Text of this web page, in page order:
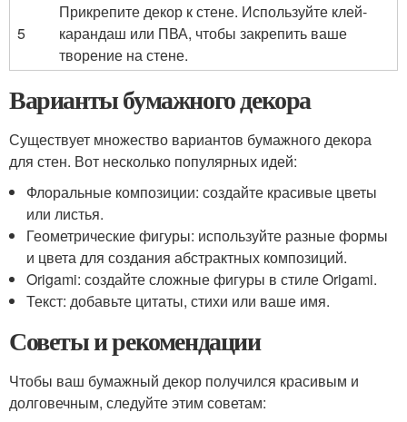
5
Прикрепите декор к стене. Используйте клей-
карандаш или ПВА, чтобы закрепить ваше
творение на стене.
Варианты бумажного декора
Существует множество вариантов бумажного декора
для стен. Вот несколько популярных идей:
Флоральные композиции: создайте красивые цветы
или листья.
Геометрические фигуры: используйте разные формы
и цвета для создания абстрактных композиций.
Origami: создайте сложные фигуры в стиле Origami.
Текст: добавьте цитаты, стихи или ваше имя.
Советы и рекомендации
Чтобы ваш бумажный декор получился красивым и
долговечным, следуйте этим советам: